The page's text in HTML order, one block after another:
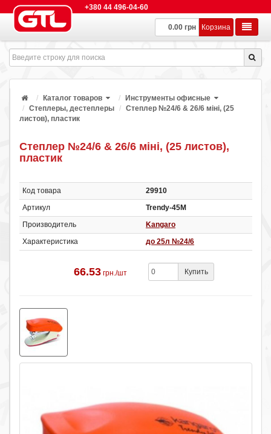
+380 44 496-04-60
0.00 грн Корзина
Каталог товаров
Инструменты офисные
Степлеры, дестеплеры
Степлер №24/6 & 26/6 міні, (25
листов), пластик
Степлер №24/6 & 26/6 міні, (25 листов),
пластик
Код товара
29910
Артикул
Trendy-45M
Производитель
Kangaro
Характеристика
до 25л №24/6
66.53 грн./шт Купить